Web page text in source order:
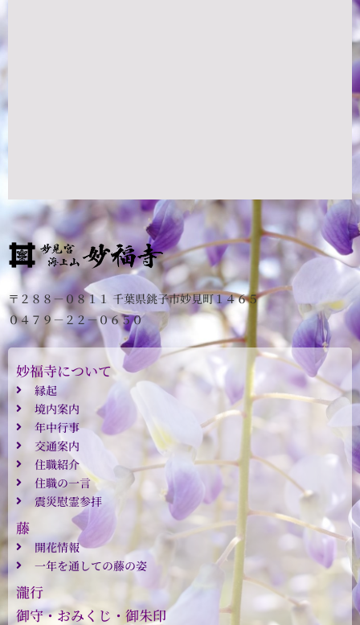
〒２８８－０８１１ 千葉県銚子市妙見町１４６５
０４７９－２２－０６５０
妙福寺について
縁起
境内案内
年中行事
交通案内
住職紹介
住職の一言
震災慰霊参拝
藤
開花情報
一年を通しての藤の姿
瀧行
御守・おみくじ・御朱印